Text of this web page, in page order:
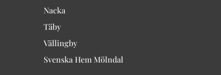
Nacka
Täby
Vällingby
Svenska Hem Mölndal